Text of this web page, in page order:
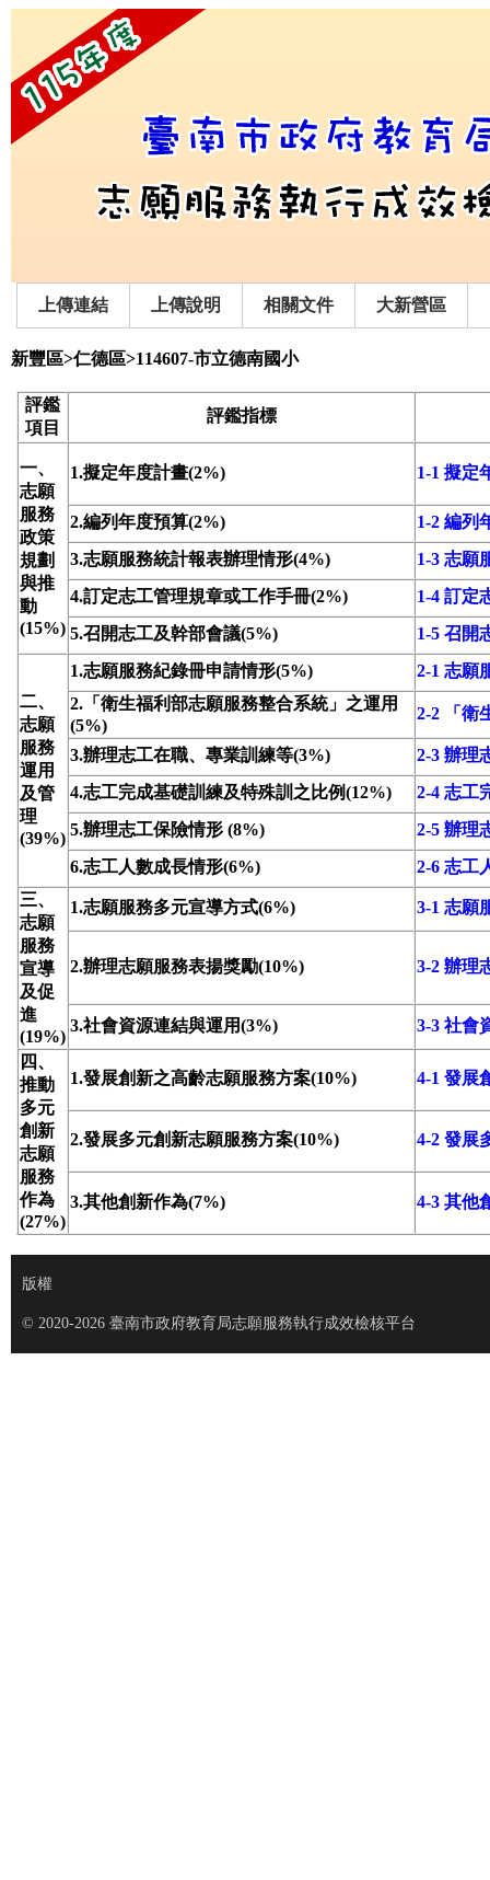
上傳連結 上傳說明 相關文件 大新營區
新豐區>仁德區>114607-市立德南國小
評鑑
項目
評鑑指標
一、
志願
服務
政策
規劃
與推
動
(15%)
1.擬定年度計畫(2%) 1-1 擬定
2.編列年度預算(2%)
1-2 編列
3.志願服務統計報表辦理情形(4%)
1-3 志願
4.訂定志工管理規章或工作手冊(2%)
1-4 訂定
5.召開志工及幹部會議(5%)
1-5 召開
二、
志願
服務
運用
及管
理
(39%)
1.志願服務紀錄冊申請情形(5%)
2-1 志願
2.「衛生福利部志願服務整合系統」之運用
(5%)
2-2 「衛
3.辦理志工在職、專業訓練等(3%)
2-3 辦理
4.志工完成基礎訓練及特殊訓之比例(12%)
2-4 志工
5.辦理志工保險情形 (8%)
2-5 辦理
6.志工人數成長情形(6%)
2-6 志工
三、
志願
服務
宣導
及促
進
(19%)
1.志願服務多元宣導方式(6%) 3-1 志願
2.辦理志願服務表揚獎勵(10%) 3-2 辦理
3.社會資源連結與運用(3%)
3-3 社會
四、
推動
多元
創新
志願
服務
作為
(27%)
1.發展創新之高齡志願服務方案(10%) 4-1 發展
2.發展多元創新志願服務方案(10%) 4-2 發展
3.其他創新作為(7%) 4-3 其他
版權
© 2020-2026 臺南市政府教育局志願服務執行成效檢核平台